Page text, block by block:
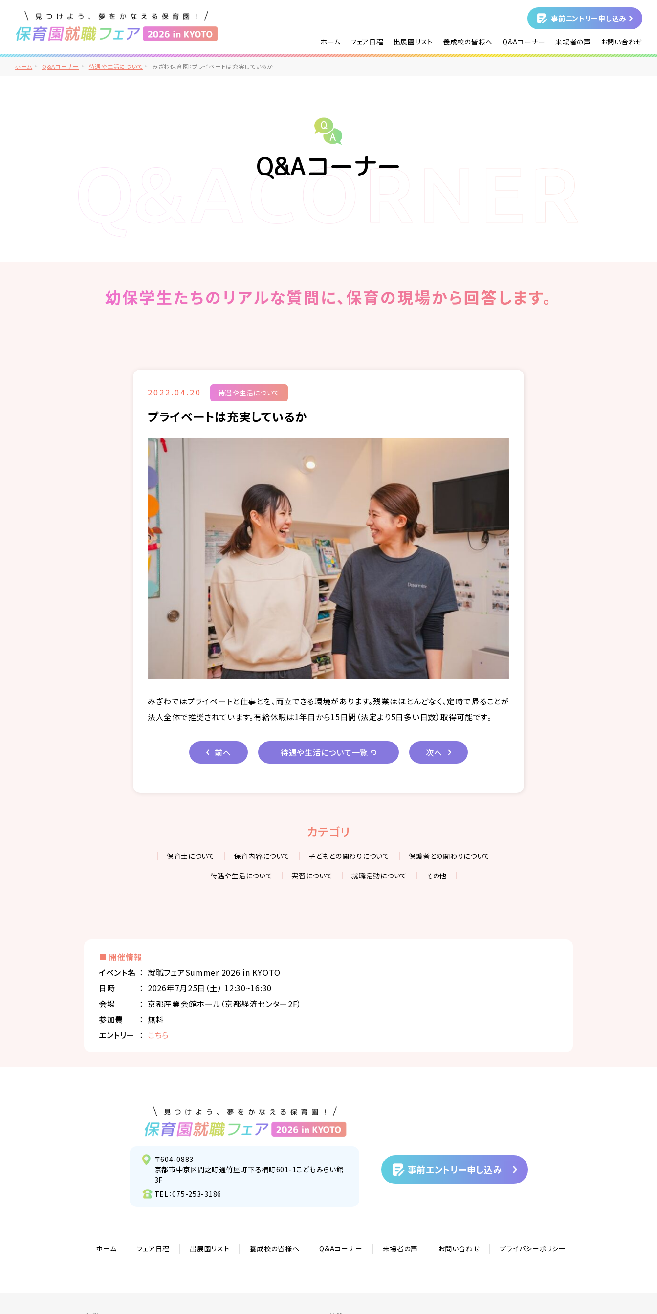
事前エントリー申し込み
ホーム フェア日程 出展園リスト 養成校の皆様へ Q&Aコーナー 来場者の声 お問い合わせ
ホーム Q&Aコーナー 待遇や生活について みぎわ保育園：プライベートは充実しているか
Q&Aコーナー
幼保学生たちのリアルな質問に、保育の現場から回答します。
2022.04.20 待遇や生活について
プライベートは充実しているか
みぎわではプライベートと仕事とを、両立できる環境があります。残業はほとんどなく、定時で帰ることが
法人全体で推奨されています。有給休暇は1年目から15日間（法定より5日多い日数）取得可能です。
前へ 待遇や生活について一覧 次へ
カテゴリ
保育士について 保育内容について 子どもとの関わりについて
保護者との関わりについて
待遇や生活について
実習について 就職活動について その他
■ 開催情報
イベント名
就職フェアSummer 2026 in KYOTO
⽇時
2026年7月25日（土） 12:30~16:30
会場
京都産業会館ホール（京都経済センター2F）
参加費
無料
エントリー
こちら
〒604-0883
京都市中京区間之町通竹屋町下る楠町601-1こどもみらい館
3F
TEL：075-253-3186
事前エントリー申し込み
ホーム フェア日程 出展園リスト 養成校の皆様へ Q&Aコーナー 来場者の声 お問い合わせ プライバシーポリシー